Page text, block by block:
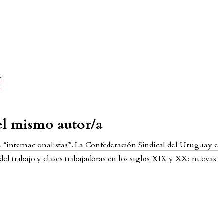
mismo autor/a
“internacionalistas”. La Confederación Sindical del Uruguay
trabajo y clases trabajadoras en los siglos XIX y XX: